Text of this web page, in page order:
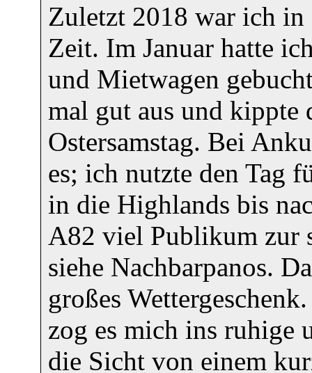
Zuletzt 2018 war ich
Zeit. Im Januar hatte
und Mietwagen
mal gut aus und kippte
Ostersamstag. Bei
es; ich nutzte den Tag
in die Highlands bis
A82 viel Publikum zur
siehe Nachbarpanos.
großes
zog es mich ins ruhige
die Sicht von einem